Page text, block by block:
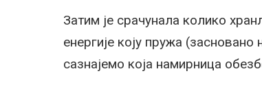
Затим је срачунала колико
енергије коју пружа
сазнајемо која намирница